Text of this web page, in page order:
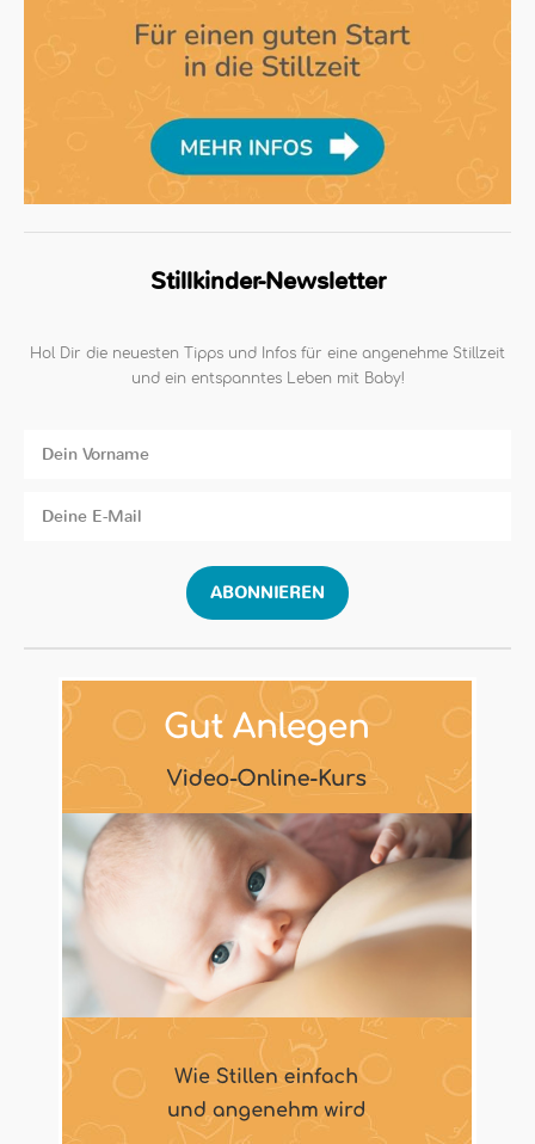
Stillkinder-Newsletter
Hol Dir die neuesten Tipps und Infos für eine angenehme Stillzeit
und ein entspanntes Leben mit Baby!
ABONNIEREN